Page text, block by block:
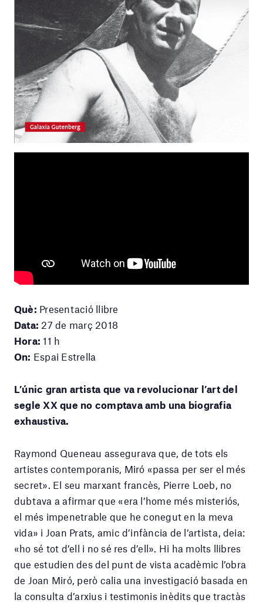
Què: Presentació llibre
Data: 27 de març 2018
Hora: 11 h
On: Espai Estrella
L’únic gran artista que va revolucionar l’art del
segle XX que no comptava amb una biografia
exhaustiva.
Raymond Queneau assegurava que, de tots els
artistes contemporanis, Miró «passa per ser el més
secret». El seu marxant francès, Pierre Loeb, no
dubtava a afirmar que «era l’home més misteriós,
el més impenetrable que he conegut en la meva
vida» i Joan Prats, amic d’infància de l’artista, deia:
«ho sé tot d’ell i no sé res d’ell». Hi ha molts llibres
que estudien des del punt de vista acadèmic l’obra
de Joan Miró, però calia una investigació basada en
la consulta d’arxius i testimonis inèdits que tractàs